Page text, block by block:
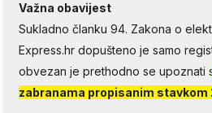
Važna obavijest
Sukladno članku 94. Zakona o
Express.hr dopušteno je samo
obvezan je prethodno se upoznati
zabranama propisanim stavkom